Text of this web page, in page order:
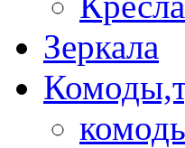
Зеркала